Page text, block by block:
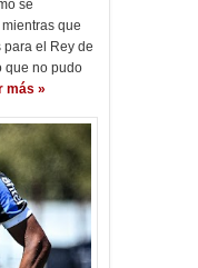
se
que
para el Rey de
que no pudo
más »